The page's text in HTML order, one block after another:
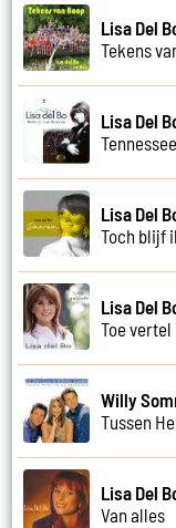
Lisa Del
Tekens
Lisa Del
Lisa Del
Toch blijf
Lisa Del
Toe vertel
Willy
Tussen
Lisa Del
Van alles